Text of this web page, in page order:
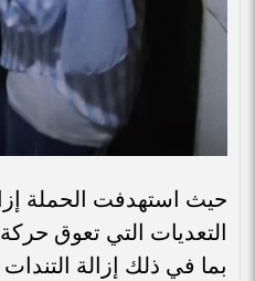
حيث استهدفت الحملة
التعديات التي تعوق
بما في ذلك إزالة